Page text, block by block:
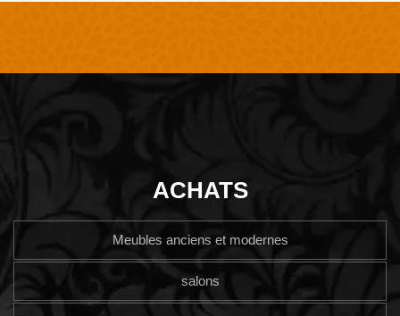
ACHATS
Meubles anciens et modernes
salons